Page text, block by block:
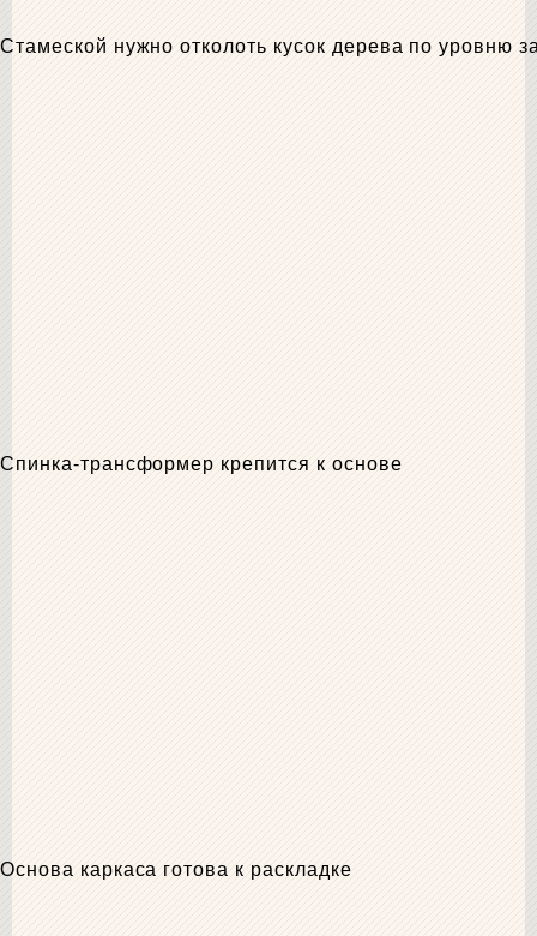
Стамеской нужно отколоть кусок дерева по уровню
Спинка-трансформер крепится к основе
Основа каркаса готова к раскладке